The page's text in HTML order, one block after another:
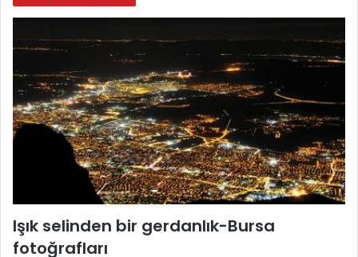
Işık selinden bir gerdanlık-Bursa
fotoğrafları